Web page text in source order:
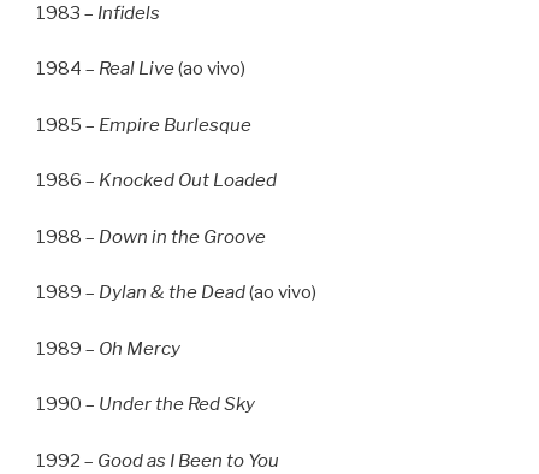
1983 – Infidels
1984 – Real Live (ao vivo)
1985 – Empire Burlesque
1986 – Knocked Out Loaded
1988 – Down in the Groove
1989 – Dylan & the Dead(ao vivo)
1989 – Oh Mercy
1990 – Under the Red Sky
1992 – Good as I Been to You